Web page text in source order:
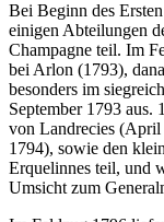
Bei Beginn des
einigen Abteilungen
Champagne teil. Im
bei Arlon (1793),
besonders im
September 1793 aus.
von Landrecies
1794), sowie den
Erquelinnes teil, und
Umsicht zum